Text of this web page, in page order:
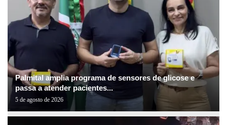
Palmital amplia programa de sensores de glicose e
passa a atender pacientes...
5 de agosto de 2026